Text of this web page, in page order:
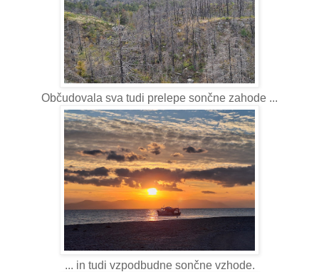
Občudovala sva tudi prelepe sončne zahode ...
... in tudi vzpodbudne sončne vzhode.